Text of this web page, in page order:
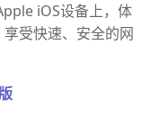
iOS设备上，体
受快速、安全的网